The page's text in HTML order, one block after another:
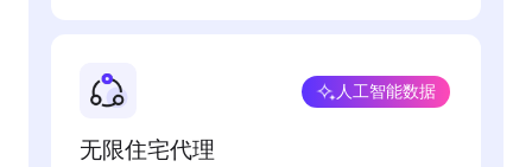
无限住宅代理
人工智能数据